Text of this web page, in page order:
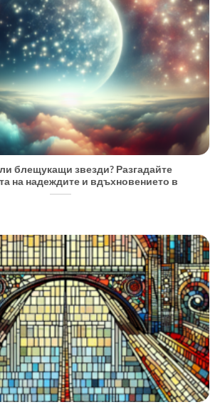
блещукащи звезди? Разгадайте
на надеждите и вдъхновението в